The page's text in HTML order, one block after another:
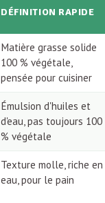
DÉFINITION RAPIDE
Matière grasse solide
100 % végétale,
pensée pour cuisiner
Émulsion d'huiles et
d'eau, pas toujours 100
% végétale
Texture molle, riche en
eau, pour le pain